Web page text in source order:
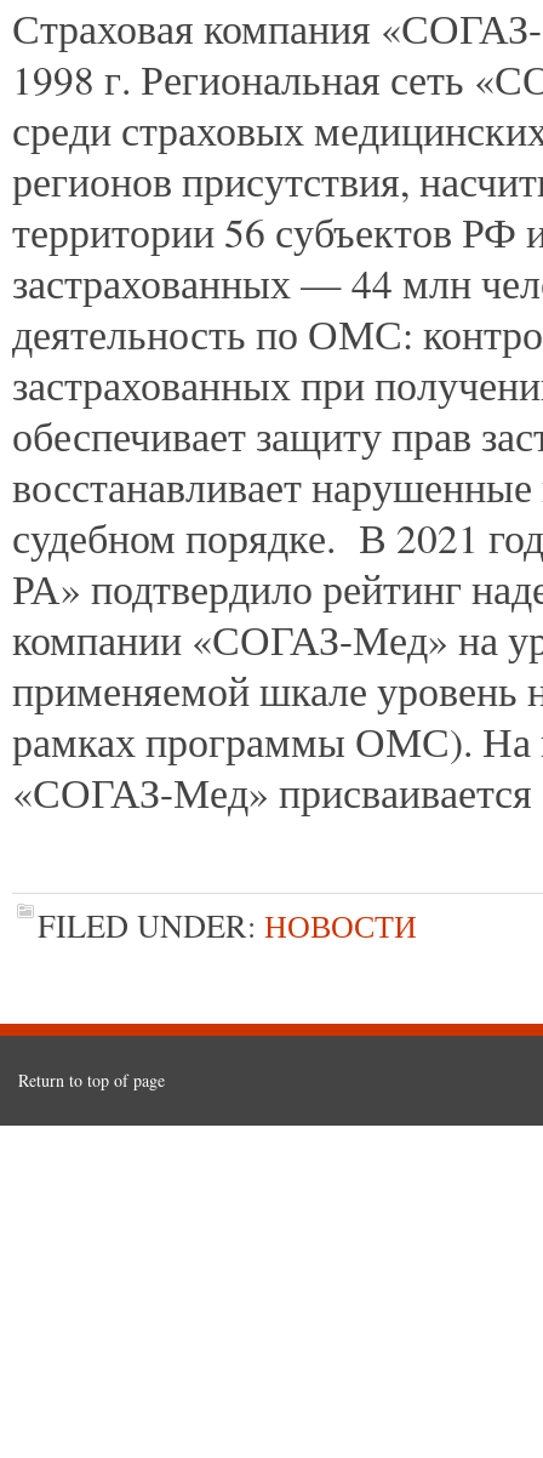
Страховая компания
1998 г. Региональная сеть
среди страховых
регионов присутствия,
территории 56 субъектов РФ
застрахованных — 44 млн
деятельность по ОМС:
застрахованных при
обеспечивает защиту прав
восстанавливает
судебном порядке. В 2021
РА» подтвердило рейтинг
компании «СОГАЗ-Мед» на
применяемой шкале уровень
рамках программы ОМС). На
«СОГАЗ-Мед» присваивается
FILED UNDER: НОВОСТИ
Return to top of page